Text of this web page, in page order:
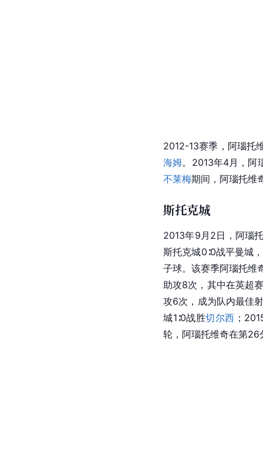
2012-13赛季，阿瑙托
海姆。2013年4月，阿
不莱梅期间，阿瑙托维
斯托克城
2013年9月2日，阿瑙
斯托克城0∶0战平曼城
子球。该赛季阿瑙托维
助攻8次，其中在英超
攻6次，成为队内最佳
城1∶0战胜切尔西 ；
轮，阿瑙托维奇在第26